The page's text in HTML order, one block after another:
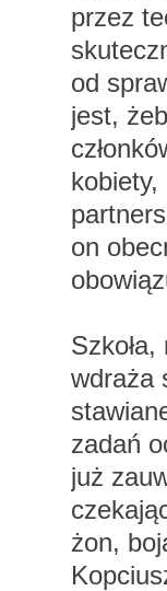
przez
od
jest,
kobiety,
on
wdraża
zadań
już
żon,